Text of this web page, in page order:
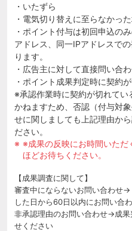
・いたずら
・電気切り替えに至らなかっ
・ポイント付与は初回申込の
アドレス、同一IPアドレスで
ります。
・広告主に対して直接問い合
・ポイント成果判定時に契約
※承認作業時に契約が切れてい
かねますため、否認（付与対
せに関しましても上記理由か
ださい。
※成果の反映にお時間いただ
ほどお待ちください。
【成果調査に関して】
審査中にならないお問い合わせ
した日から60日以内にお問い合
非承認理由のお問い合わせ→成
せください